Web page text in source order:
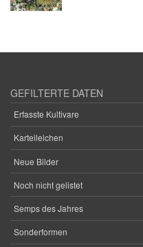
GEFILTERTE DATEN
Erfasste Kultivare
Karteileichen
Neue Bilder
Noch nicht gelistet
Semps des Jahres
Sonderformen